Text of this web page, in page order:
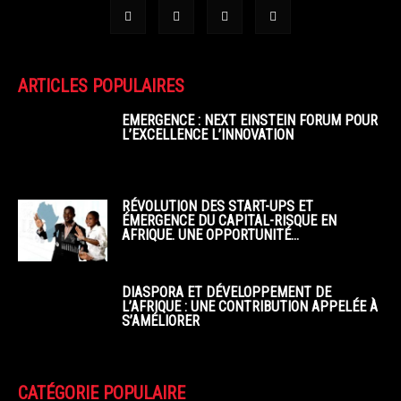
ARTICLES POPULAIRES
EMERGENCE : NEXT EINSTEIN FORUM POUR
L’EXCELLENCE L’INNOVATION
RÉVOLUTION DES START-UPS ET
ÉMERGENCE DU CAPITAL-RISQUE EN
AFRIQUE. UNE OPPORTUNITÉ...
DIASPORA ET DÉVELOPPEMENT DE
L’AFRIQUE : UNE CONTRIBUTION APPELÉE À
S’AMÉLIORER
CATÉGORIE POPULAIRE